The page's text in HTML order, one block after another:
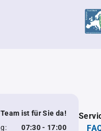
ist für Sie da!
07:30 - 17:00